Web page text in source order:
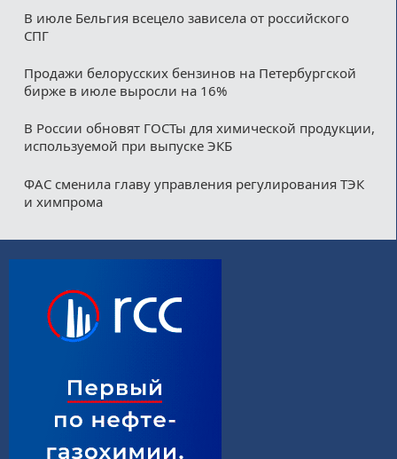
В июле Бельгия всецело зависела от российского
СПГ
Продажи белорусских бензинов на Петербургской
бирже в июле выросли на 16%
В России обновят ГОСТы для химической продукции,
используемой при выпуске ЭКБ
ФАС сменила главу управления регулирования ТЭК
и химпрома